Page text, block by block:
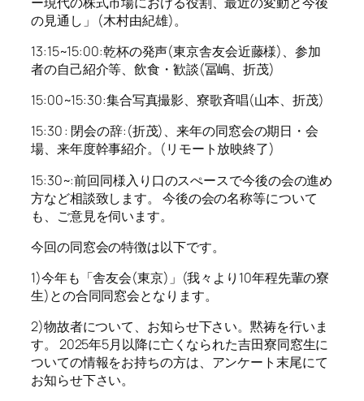
の見通し」 (木村由紀雄)。
13:15~15:00:乾杯の発声(東京舎友会近藤様)、参加
者の自己紹介等、飲食・歓談(冨嶋、折茂)
15:00~15:30:集合写真撮影、寮歌斉唱(山本、折茂)
15:30 : 閉会の辞:(折茂)、来年の同窓会の期日・会
場、来年度幹事紹介。(リモート放映終了)
15:30~:前回同様入り口のスぺースで今後の会の進め
方など相談致します。 今後の会の名称等について
も、ご意見を伺います。
今回の同窓会の特徴は以下です。
1)今年も「舎友会(東京)」(我々より10年程先輩の寮
生)との合同同窓会となります。
2)物故者について、お知らせ下さい。黙祷を行いま
す。 2025年5月以降に亡くなられた吉田寮同窓生に
ついての情報をお持ちの方は、アンケート末尾にて
お知らせ下さい。